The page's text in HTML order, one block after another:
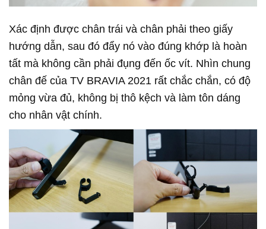
Xác định được chân trái và chân phải theo giấy
hướng dẫn, sau đó đẩy nó vào đúng khớp là hoàn
tất mà không cần phải đụng đến ốc vít. Nhìn chung
chân đế của TV BRAVIA 2021 rất chắc chắn, có độ
mỏng vừa đủ, không bị thô kệch và làm tôn dáng
cho nhân vật chính.